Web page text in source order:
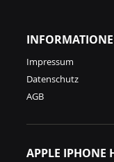
Impressum
Datenschutz
AGB
APPLE IPHONE